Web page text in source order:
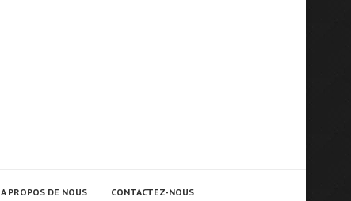
À PROPOS DE NOUS CONTACTEZ-NOUS